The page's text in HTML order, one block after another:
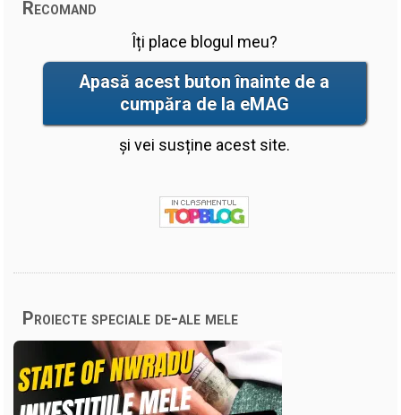
Recomand
Îți place blogul meu?
Apasă acest buton înainte de a
cumpăra de la eMAG
și vei susține acest site.
Proiecte speciale de-ale mele